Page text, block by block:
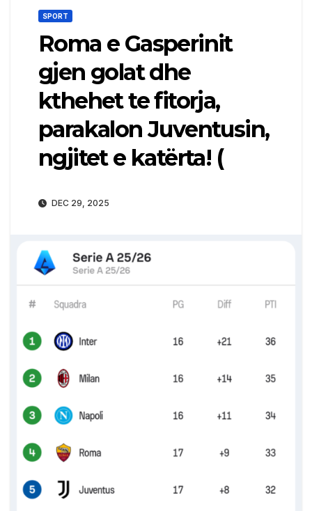
SPORT
Roma e Gasperinit
gjen golat dhe
kthehet te fitorja,
parakalon Juventusin,
ngjitet e katërta! (
DEC 29, 2025